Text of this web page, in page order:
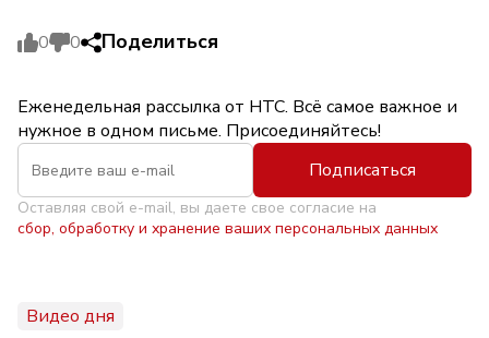
0 0 Поделиться
Еженедельная рассылка от НТС. Всё самое важное и
нужное в одном письме. Присоединяйтесь!
Подписаться
Оставляя свой e-mail, вы даете свое согласие на
сбор, обработку и хранение ваших персональных данных
Видео дня